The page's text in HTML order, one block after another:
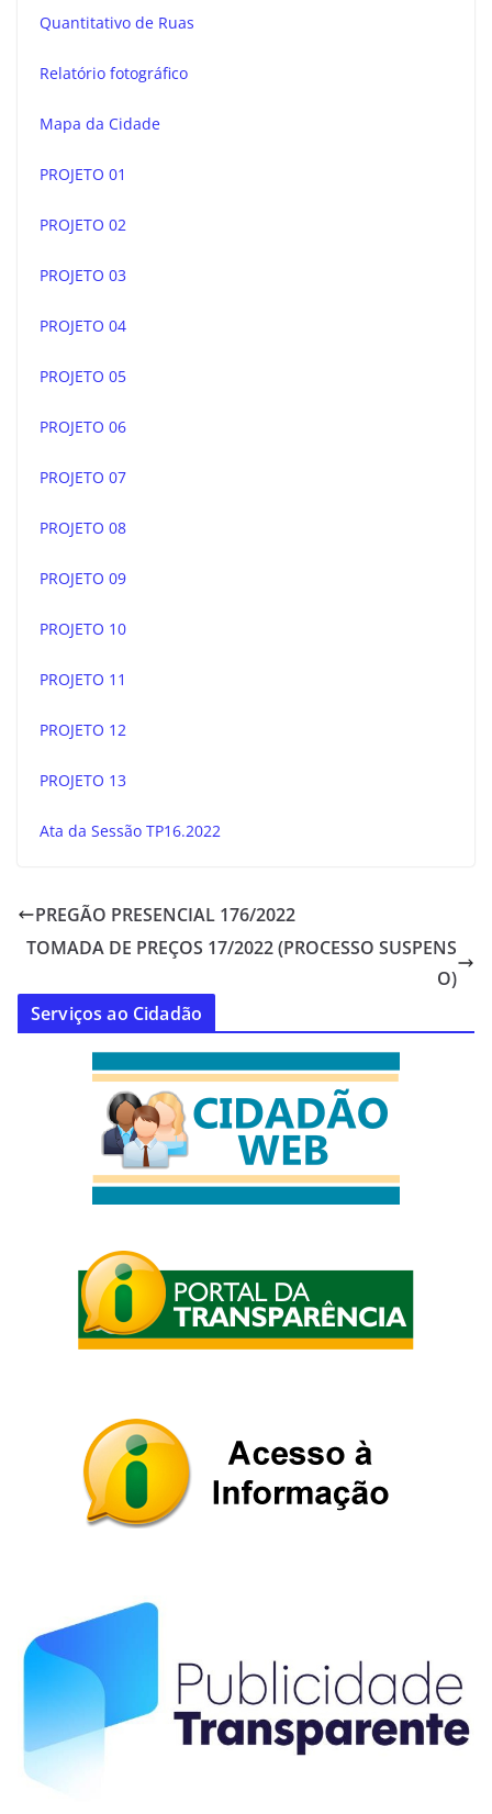
Quantitativo de Ruas
Relatório fotográfico
Mapa da Cidade
PROJETO 01
PROJETO 02
PROJETO 03
PROJETO 04
PROJETO 05
PROJETO 06
PROJETO 07
PROJETO 08
PROJETO 09
PROJETO 10
PROJETO 11
PROJETO 12
PROJETO 13
Ata da Sessão TP16.2022
PREGÃO PRESENCIAL 176/2022
TOMADA DE PREÇOS 17/2022 (PROCESSO SUSPENS
O)
Serviços ao Cidadão